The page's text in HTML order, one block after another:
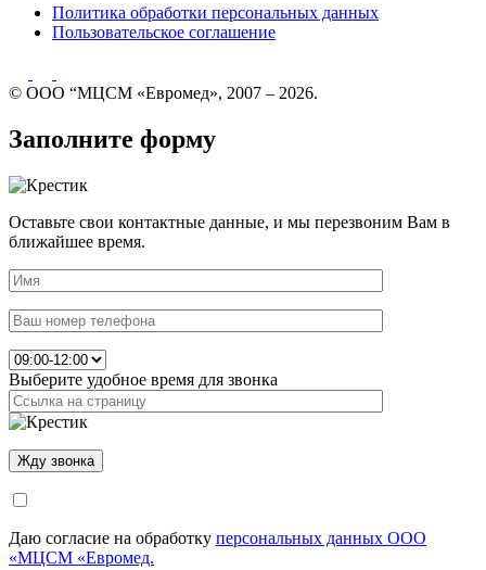
Политика обработки персональных данных
Пользовательское соглашение
© ООО “МЦСМ «Евромед», 2007 – 2026.
Заполните форму
Оставьте свои контактные данные, и мы перезвоним Вам в
ближайшее время.
Выберите удобное время для звонка
Даю согласие на обработку персональных данных ООО
«МЦСМ «Евромед.